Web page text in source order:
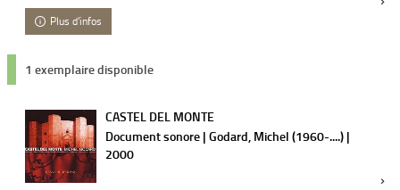
Plus d'infos
1 exemplaire disponible
CASTEL DEL MONTE
Document sonore | Godard, Michel (1960-....) |
2000